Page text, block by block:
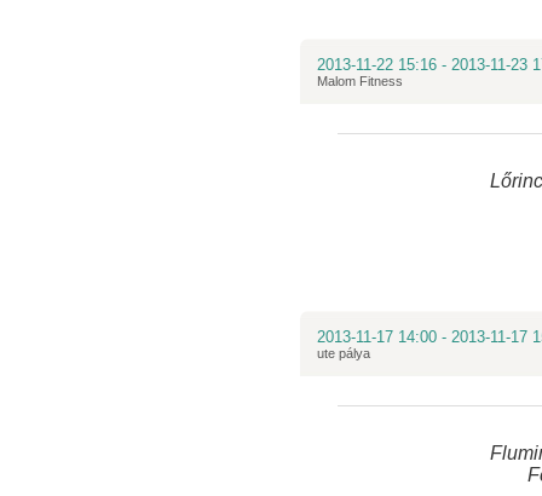
2013-11-22 15:16 - 2013-11-23
Malom Fitness
2013-11-17 14:00 - 2013-11-17
ute pálya